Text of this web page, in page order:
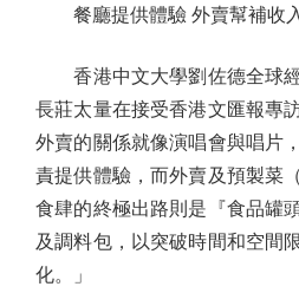
餐廳提供體驗 外賣幫補收
香港中文大學劉佐德全球經
長莊太量在接受香港文匯報專
外賣的關係就像演唱會與唱片
責提供體驗，而外賣及預製菜
食肆的終極出路則是『食品罐
及調料包，以突破時間和空間
化。」